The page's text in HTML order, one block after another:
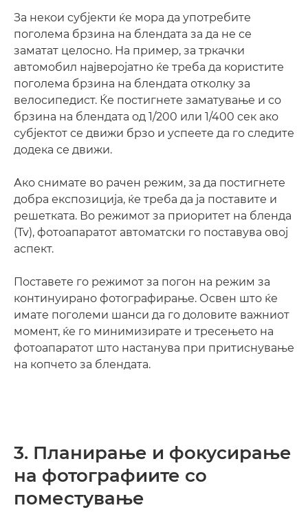
За некои субјекти ќе мора да употребите
поголема брзина на блендата за да не се
заматат целосно. На пример, за тркачки
автомобил најверојатно ќе треба да користите
поголема брзина на блендата отколку за
велосипедист. Ќе постигнете заматување и со
брзина на блендата од 1/200 или 1/400 сек ако
субјектот се движи брзо и успеете да го следите
додека се движи.
Ако снимате во рачен режим, за да постигнете
добра експозиција, ќе треба да ја поставите и
решетката. Во режимот за приоритет на бленда
(Tv), фотоапаратот автоматски го поставува овој
аспект.
Поставете го режимот за погон на режим за
континуирано фотографирање. Освен што ќе
имате поголеми шанси да го доловите важниот
момент, ќе го минимизирате и тресењето на
фотоапаратот што настанува при притиснување
на копчето за блендата.
3. Планирање и фокусирање
на фотографиите со
поместување